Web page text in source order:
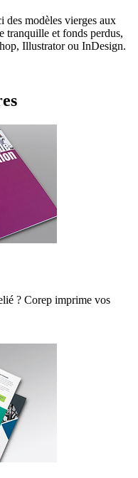
des modèles vierges aux
tranquille et fonds perdus,
Illustrator ou InDesign.
? Corep imprime vos